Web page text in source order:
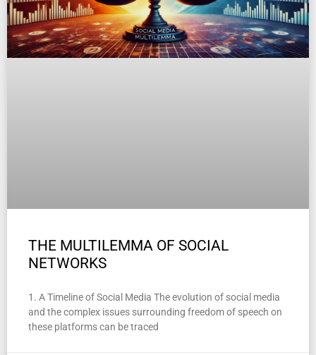
THE MULTILEMMA OF SOCIAL
NETWORKS
1. A Timeline of Social Media The evolution of social media
and the complex issues surrounding freedom of speech on
these platforms can be traced